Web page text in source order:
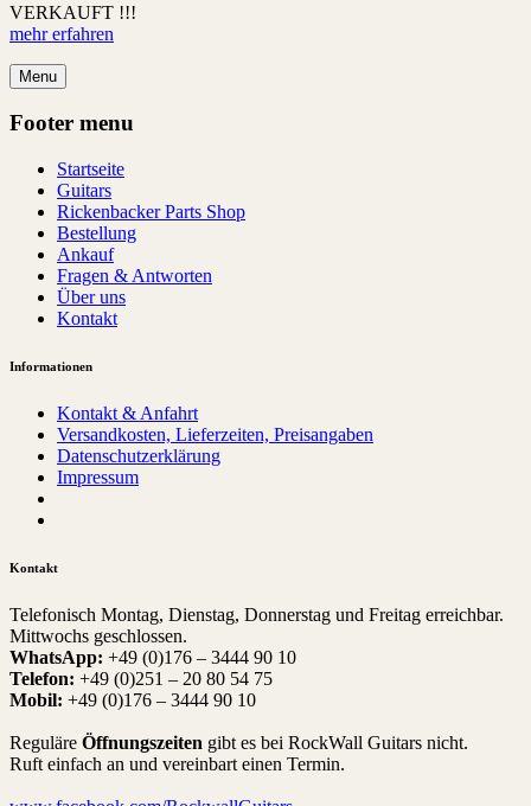
VERKAUFT !!!
mehr erfahren
Menu
Footer menu
Startseite
Guitars
Rickenbacker Parts Shop
Bestellung
Ankauf
Fragen & Antworten
Über uns
Kontakt
Informationen
Kontakt & Anfahrt
Versandkosten, Lieferzeiten, Preisangaben
Datenschutzerklärung
Impressum
Kontakt
Telefonisch Montag, Dienstag, Donnerstag und Freitag erreichbar.
Mittwochs geschlossen.
WhatsApp: +49 (0)176 – 3444 90 10
Telefon: +49 (0)251 – 20 80 54 75
Mobil: +49 (0)176 – 3444 90 10
Reguläre Öffnungszeiten gibt es bei RockWall Guitars nicht.
Ruft einfach an und vereinbart einen Termin.